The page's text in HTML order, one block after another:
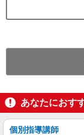
あなたにおす
個別指導講師